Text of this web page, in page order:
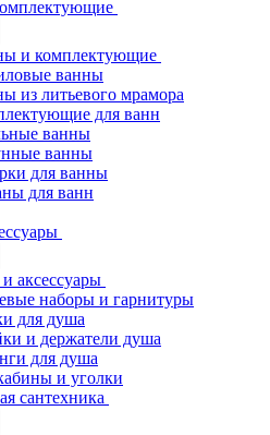
и комплектующие
ванны
из литьевого мрамора
для ванн
ванны
ванны
для ванны
для ванн
аксессуары
наборы и гарнитуры
для душа
и держатели душа
для душа
и уголки
сантехника